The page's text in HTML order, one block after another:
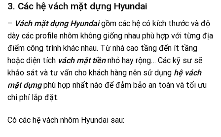
3. Các hệ vách mặt dựng Hyundai
– Vách mặt dựng Hyundaigồm các hệ có kích thước và độ
dày các profile nhôm không giống nhau phù hợp với từng địa
điểm công trình khác nhau. Từ nhà cao tầng đến ít tầng
hoặc diện tích vách mặt tiềnnhỏ hay rộng… Các kỹ sư sẽ
khảo sát và tư vấn cho khách hàng nên sử dụng hệ vách
mặt dựngphù hợp nhất nào để đảm bảo an toàn và tối ưu
chi phí lắp đặt.
Có các hệ vách nhôm Hyundai sau: